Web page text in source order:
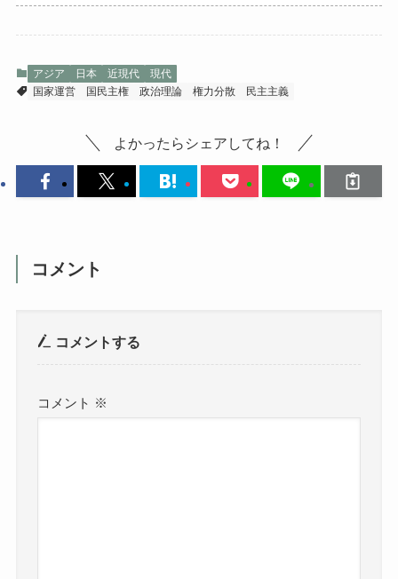
アジア 日本 近現代
現代
国家運営
国民主権 政治理論 権力分散 民主主義
よかったらシェアしてね！
コメント
コメントする
コメント ※